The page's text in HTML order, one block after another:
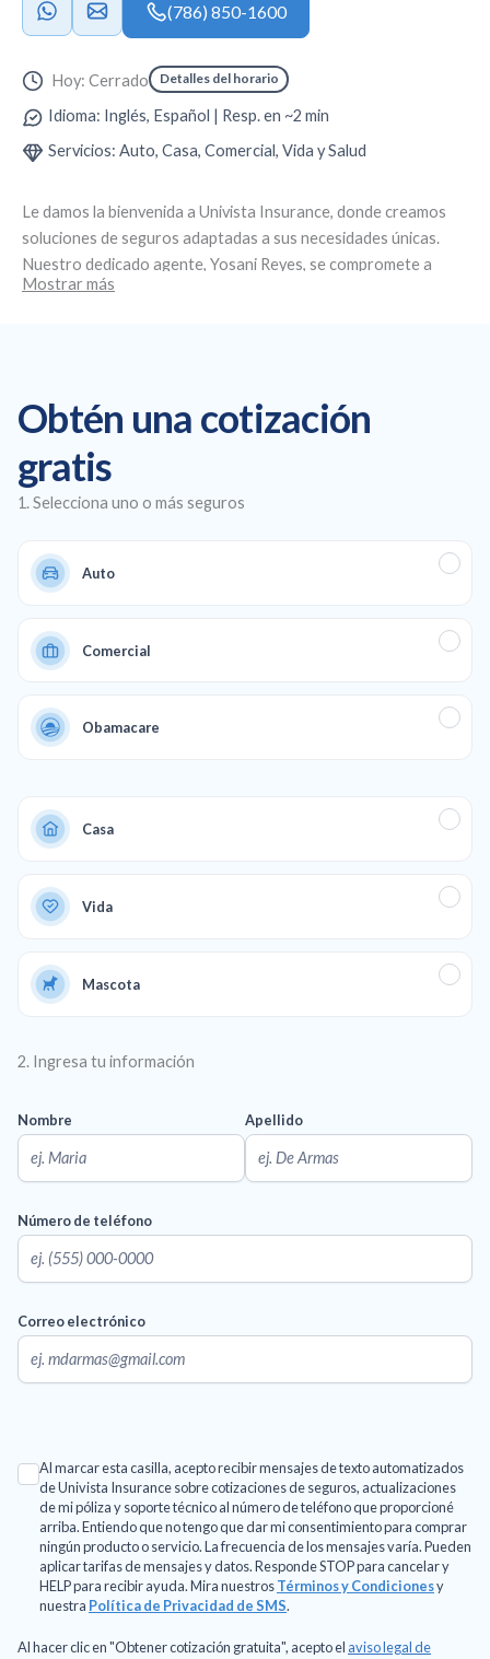
(786) 850-1600
Le damos la bienvenida a Univista Insurance, donde creamos
soluciones de seguros adaptadas a sus necesidades únicas.
Nuestro dedicado agente, Yosani Reyes, se compromete a
brindar un servicio personalizado y asesoramiento experto.
para garantizar una protección total en todos los aspectos de
su vida y su negocio.
Mostrar más
Hoy: Cerrado Detalles del horario
Idioma: Inglés, Español | Resp. en ~2 min
Servicios: Auto, Casa, Comercial, Vida y Salud
Obtén una cotización
gratis
1. Selecciona uno o más seguros
Auto
Comercial
Obamacare
Casa
Vida
Mascota
2. Ingresa tu información
Nombre Apellido
Número de teléfono
Correo electrónico
Al marcar esta casilla, acepto recibir mensajes de texto automatizados
de Univista Insurance sobre cotizaciones de seguros, actualizaciones
de mi póliza y soporte técnico al número de teléfono que proporcioné
arriba. Entiendo que no tengo que dar mi consentimiento para comprar
ningún producto o servicio. La frecuencia de los mensajes varía. Pueden
aplicar tarifas de mensajes y datos. Responde STOP para cancelar y
HELP para recibir ayuda. Mira nuestrosTérminos y Condicionesy
nuestra Política de Privacidad de SMS.
Al hacer clic en "Obtener cotización gratuita", acepto el aviso legal de